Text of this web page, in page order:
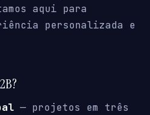
aqui para
personalizada e
— projetos em três